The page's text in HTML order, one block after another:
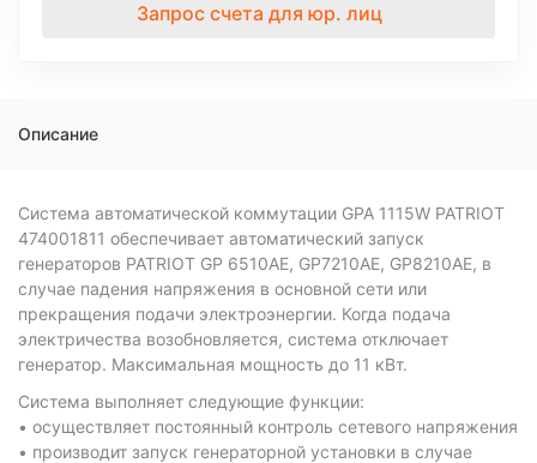
Запрос счета для юр. лиц
Описание
Система автоматической коммутации GPA 1115W PATRIOT
474001811 обеспечивает автоматический запуск
генераторов PATRIOT GP 6510AE, GP7210AE, GP8210AE, в
случае падения напряжения в основной сети или
прекращения подачи электроэнергии. Когда подача
электричества возобновляется, система отключает
генератор. Максимальная мощность до 11 кВт.
Система выполняет следующие функции:
• осуществляет постоянный контроль сетевого напряжения
• производит запуск генераторной установки в случае